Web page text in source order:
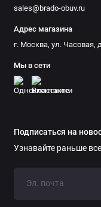
sales@brado-obuv.ru
Адрес магазина
г. Москва, ул. Часовая,
Мы в сети
Подписаться на
Узнавайте раньше